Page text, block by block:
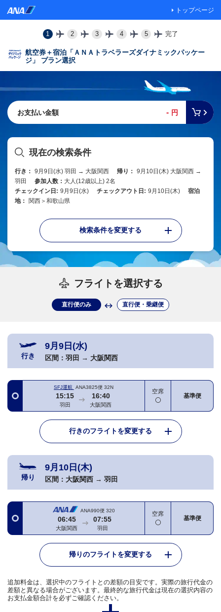
トップページ
1 2 3 4 5 完了
航空券＋宿泊「ＡＮＡトラベラーズダイナミックパッケー
ジ」 プラン選択
お支払い金額 - 円
現在の検索条件
行き： 9月9日(水) 羽田 → 大阪関西 帰り： 9月10日(木) 大阪関西 →
羽田
参加人数： 大人(12歳以上) 2名
チェックイン日: 9月9日(水) チェックアウト日: 9月10日(木)
宿泊
地：
関西＞和歌山県
検索条件を変更する
フライトを選択する
直行便のみ 直行便・乗継便
行き
9月9日(水)
区間： 羽田 → 大阪関西
SFJ運航 ANA3825便 32N
15:15
羽田
16:40
大阪関西
空席
基準便
行きのフライトを変更する
帰り
9月10日(木)
区間： 大阪関西 → 羽田
ANA990便 320
06:45
大阪関西
07:55
羽田
空席
基準便
帰りのフライトを変更する
追加料金は、選択中のフライトとの差額の目安です。実際の旅行代金の
差額と異なる場合がございます。最終的な旅行代金は現在の選択内容の
お支払金額合計を必ずご確認ください。